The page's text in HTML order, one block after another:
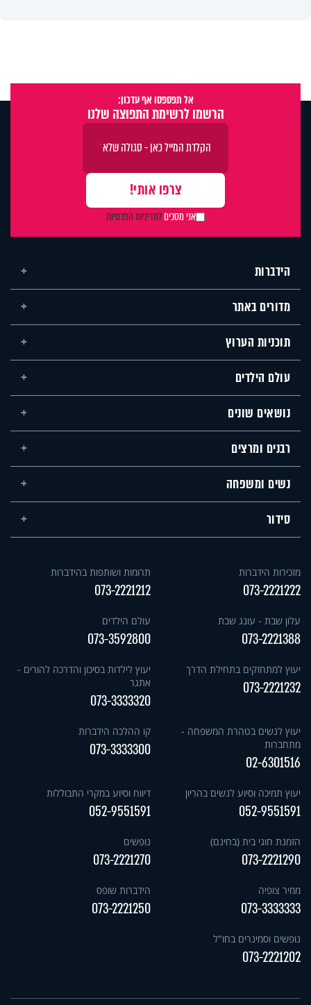
אל תפספסו אף עדכון:
הרשמו לרשימת התפוצה שלנו
אני מסכיםלמדיניות הפרטיות
הידברות
מדורים באתר
תוכניות הערוץ
עולם הילדים
נושאים שונים
רבנים ומרצים
נשים ומשפחה
סידור
מזכירות הידברות
073-2221222
תרומות ושותפות בהידברות
073-2221212
עלון שבת - עונג שבת
073-2221388
עולם הילדים
073-3592800
יעוץ למתחזקים בתחילת הדרך
073-2221232
יעוץ לילדות בסיכון והדרכה להורים -
אתגר
073-3333320
יעוץ לנשים בטהרת המשפחה -
מתחברות
02-6301516
קו ההלכה הידברות
073-3333300
יעוץ תמיכה וסיוע לנשים בהריון
052-9551591
דיווח וסיוע במקרי התבוללות
052-9551591
הזמנת חוגי בית (בחינם)
073-2221290
נופשים
073-2221270
ממיר צופיה
073-3333333
הידברות שופס
073-2221250
נופשים וסמינרים בחו"ל
073-2221202